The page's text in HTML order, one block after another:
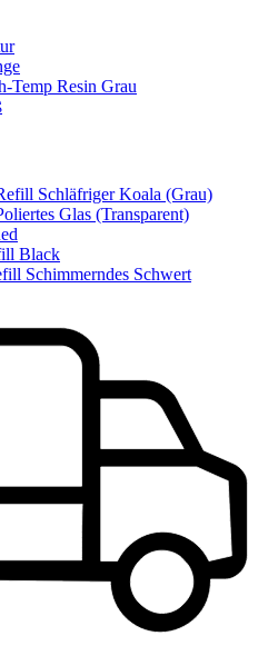
Temp Resin Grau
Schläfriger Koala (Grau)
Glas (Transparent)
Black
Schimmerndes Schwert